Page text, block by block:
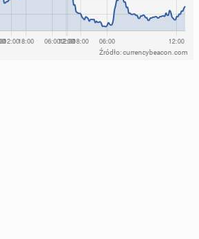
Źródło: currencybeacon.com